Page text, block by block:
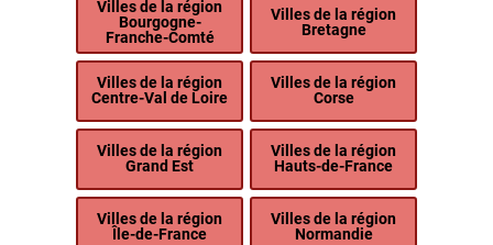
Villes de la région
Bourgogne-
Franche-Comté
Villes de la région
Bretagne
Villes de la région
Centre-Val de Loire
Villes de la région
Corse
Villes de la région
Grand Est
Villes de la région
Hauts-de-France
Villes de la région
Île-de-France
Villes de la région
Normandie